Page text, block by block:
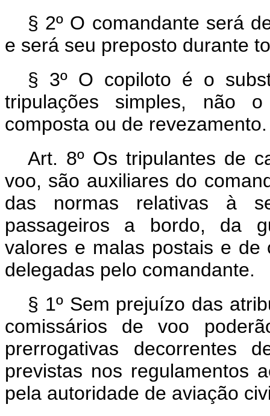
§ 2º O comandante será
e será seu preposto durante
§ 3º O copiloto é o
tripulações simples, não
composta ou de revezamento.
Art. 8º Os tripulantes de
voo, são auxiliares do
das normas relativas à
passageiros a bordo, da
valores e malas postais e
delegadas pelo comandante.
§ 1º Sem prejuízo das
comissários de voo
prerrogativas decorrentes
previstas nos regulamentos
pela autoridade de aviação